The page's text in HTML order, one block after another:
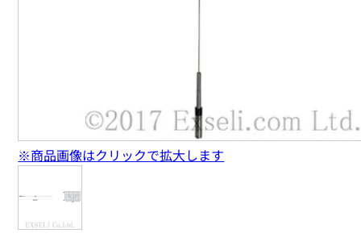
※商品画像はクリックで拡大します